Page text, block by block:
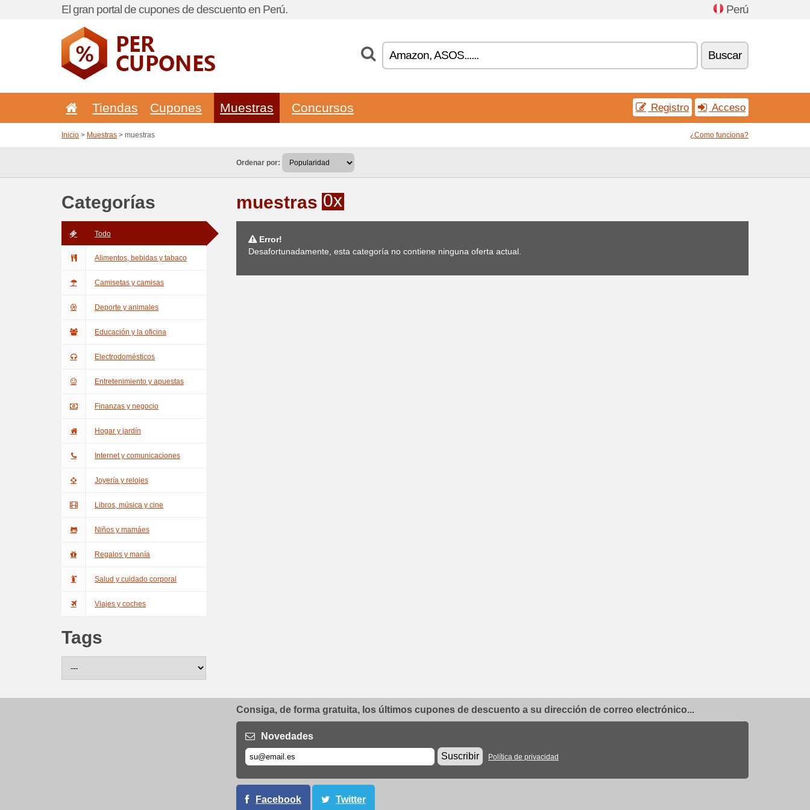
El gran portal de cupones de descuento en Perú. Perú
Buscar
Tiendas Cupones Muestras Concursos Registro Acceso
Inicio > Muestras > muestras ¿Como funciona?
Ordenar por:
Categorías
Todo
Alimentos, bebidas y tabaco
Camisetas y camisas
Deporte y animales
Educación y la oficina
Electrodomésticos
Entretenimiento y apuestas
Finanzas y negocio
Hogar y jardín
Internet y comunicaciones
Joyería y relojes
Libros, música y cine
Niños y mamáes
Regalos y manía
Salud y cuidado corporal
Viajes y coches
Tags
muestras 0x
Error!
Desafortunadamente, esta categoría no contiene ninguna oferta actual.
Consiga, de forma gratuita, los últimos cupones de descuento a su dirección de correo electrónico...
Novedades
Suscribir
Política de privacidad
Facebook Twitter